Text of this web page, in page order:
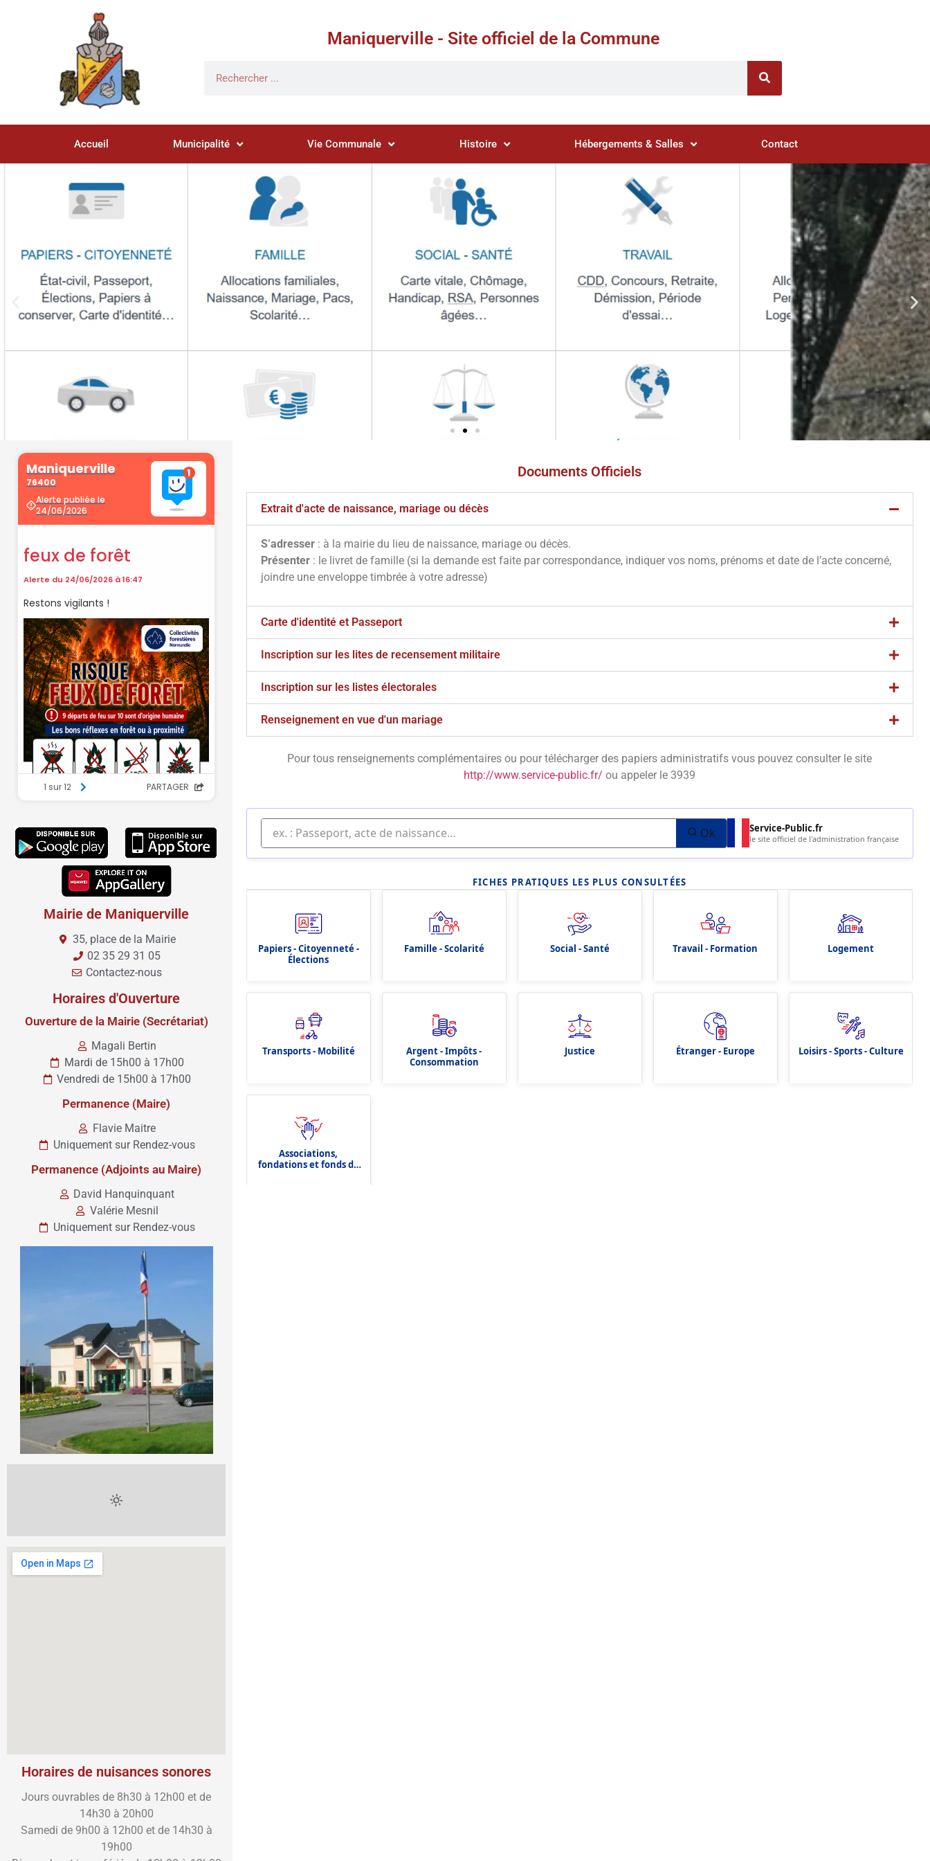
Maniquerville - Site officiel de la Commune
Accueil Municipalité Vie Communale Histoire Hébergements & Salles Contact
Démarches
administratives
Faîtes vos démarches en ligne sur notre site en
cliquant sur le bouton ci-dessous
Mairie de Maniquerville
35, place de la Mairie
02 35 29 31 05
Contactez-nous
Horaires d'Ouverture
Ouverture de la Mairie (Secrétariat)
Magali Bertin
Mardi de 15h00 à 17h00
Vendredi de 15h00 à 17h00
Permanence (Maire)
Flavie Maitre
Uniquement sur Rendez-vous
Permanence (Adjoints au Maire)
David Hanquinquant
Valérie Mesnil
Uniquement sur Rendez-vous
Horaires de nuisances sonores
Jours ouvrables de 8h30 à 12h00 et de
14h30 à 20h00
Samedi de 9h00 à 12h00 et de 14h30 à
19h00
Documents Officiels
Extrait d'acte de naissance, mariage ou décès
S’adresser : à la mairie du lieu de naissance, mariage ou décès.
Présenter : le livret de famille (si la demande est faite par correspondance, indiquer vos noms, prénoms et date de l’acte concerné,
joindre une enveloppe timbrée à votre adresse)
Carte d'identité et Passeport
Inscription sur les lites de recensement militaire
Inscription sur les listes électorales
Renseignement en vue d'un mariage
Pour tous renseignements complémentaires ou pour télécharger des papiers administratifs vous pouvez consulter le site
http://www.service-public.fr/ ou appeler le 3939
Ok Service-Public.fr
le site officiel de l'administration française
FICHES PRATIQUES LES PLUS CONSULTÉES
Papiers - Citoyenneté -
Élections
Famille - Scolarité Social - Santé Travail - Formation Logement
Transports - Mobilité
Argent - Impôts -
Consommation
Justice Étranger - Europe Loisirs - Sports - Culture
Associations,
fondations et fonds de